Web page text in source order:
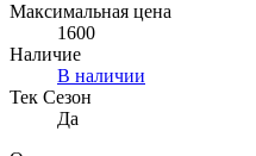
Максимальная цена
1600
Наличие
В наличии
Тек Сезон
Да